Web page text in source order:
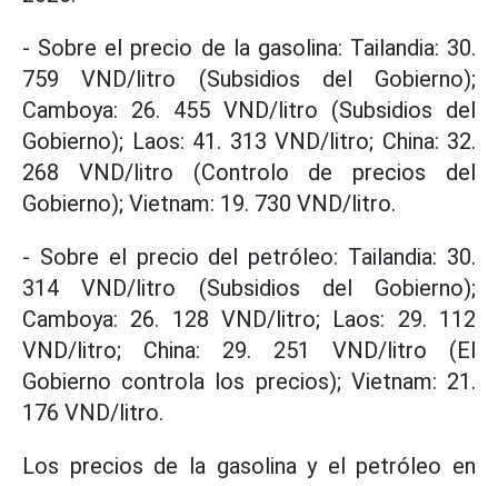
- Sobre el precio de la gasolina: Tailandia: 30.
759 VND/litro (Subsidios del Gobierno);
Camboya: 26. 455 VND/litro (Subsidios del
Gobierno); Laos: 41. 313 VND/litro; China: 32.
268 VND/litro (Controlo de precios del
Gobierno); Vietnam: 19. 730 VND/litro.
- Sobre el precio del petróleo: Tailandia: 30.
314 VND/litro (Subsidios del Gobierno);
Camboya: 26. 128 VND/litro; Laos: 29. 112
VND/litro; China: 29. 251 VND/litro (El
Gobierno controla los precios); Vietnam: 21.
176 VND/litro.
Los precios de la gasolina y el petróleo en